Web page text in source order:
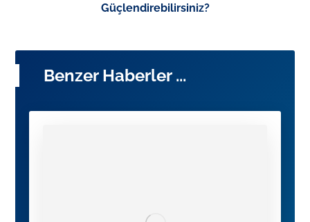
Güçlendirebilirsiniz?
Benzer Haberler ...